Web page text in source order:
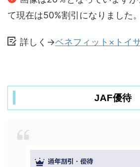
て現在は50%割引になりました。
詳しく→ベネフィット×トイ
JAF優待